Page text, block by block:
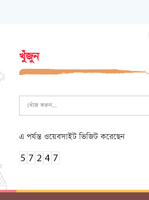
খুঁজুন
এ পর্যন্ত ওয়েবসাইট ভিজিট করেছেন